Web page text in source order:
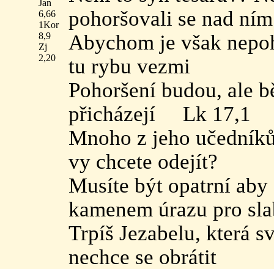
Jan
6,66
1Kor
8,9
Zj
2,20
pohoršovali se nad
Abychom je však
tu rybu vezmi
Pohoršení budou, ale
přicházejí Lk 17,1
Mnoho z jeho
vy chcete odejít?
Musíte být opatrní aby
kamenem úrazu pro
Trpíš Jezabelu, která
nechce se obrátit